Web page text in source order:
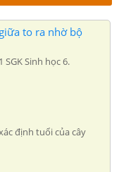
to ra nhờ bộ
Sinh học 6.
định tuổi của cây